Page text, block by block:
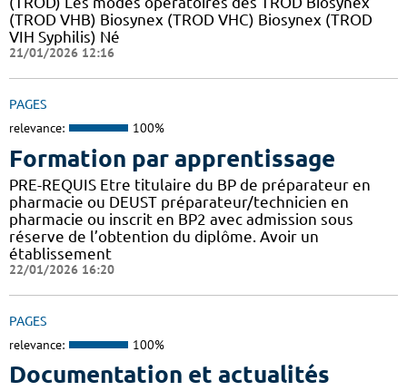
(TROD VHB) Biosynex (TROD VHC) Biosynex (TROD
VIH Syphilis) Né
21/01/2026 12:16
PAGES
relevance: 100%
Formation par apprentissage
PRE-REQUIS Etre titulaire du BP de préparateur en
pharmacie ou DEUST préparateur/technicien en
pharmacie ou inscrit en BP2 avec admission sous
réserve de l’obtention du diplôme. Avoir un
établissement
22/01/2026 16:20
PAGES
relevance: 100%
Documentation et actualités